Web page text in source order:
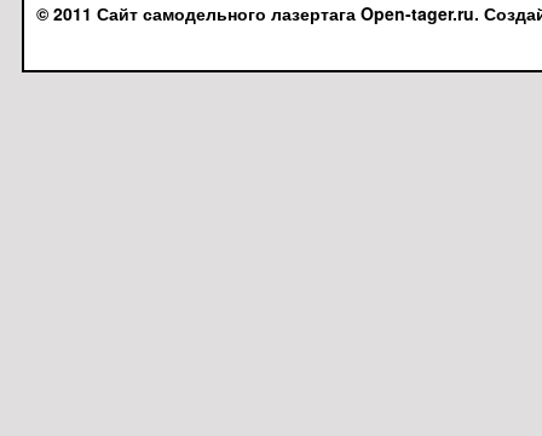
© 2011 Сайт самодельного лазертага Open-tager.ru.